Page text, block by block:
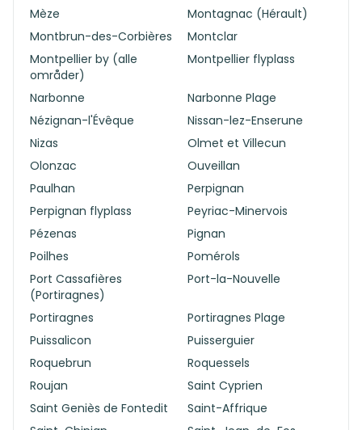
Mèze
Montagnac (Hérault)
Montbrun-des-Corbières
Montclar
Montpellier by (alle
områder)
Montpellier flyplass
Narbonne
Narbonne Plage
Nézignan-l'Évêque
Nissan-lez-Enserune
Nizas
Olmet et Villecun
Olonzac
Ouveillan
Paulhan
Perpignan
Perpignan flyplass
Peyriac-Minervois
Pézenas
Pignan
Poilhes
Pomérols
Port Cassafières
(Portiragnes)
Port-la-Nouvelle
Portiragnes
Portiragnes Plage
Puissalicon
Puisserguier
Roquebrun
Roquessels
Roujan
Saint Cyprien
Saint Geniès de Fontedit
Saint-Affrique